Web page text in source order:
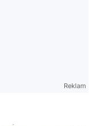
Reklam